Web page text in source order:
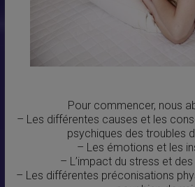
Pour commencer, nous
– Les différentes causes et les
psychiques des troubles
– Les émotions et les
– L’impact du stress et
– Les différentes préconisations